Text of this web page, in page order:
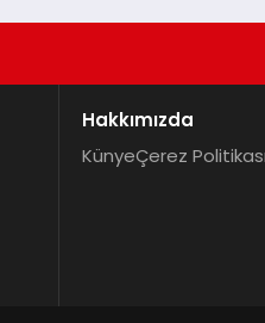
Hakkımızda
KünyeÇerez Politikası